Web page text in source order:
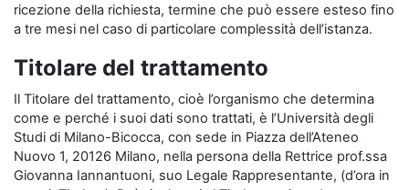
ricezione della richiesta, termine che può essere esteso fino
a tre mesi nel caso di particolare complessità dell’istanza.
Titolare del trattamento
Il Titolare del trattamento, cioè l’organismo che determina
come e perché i suoi dati sono trattati, è l’Università degli
Studi di Milano-Bicocca, con sede in Piazza dell’Ateneo
Nuovo 1, 20126 Milano, nella persona della Rettrice prof.ssa
Giovanna Iannantuoni, suo Legale Rappresentante, (d’ora in